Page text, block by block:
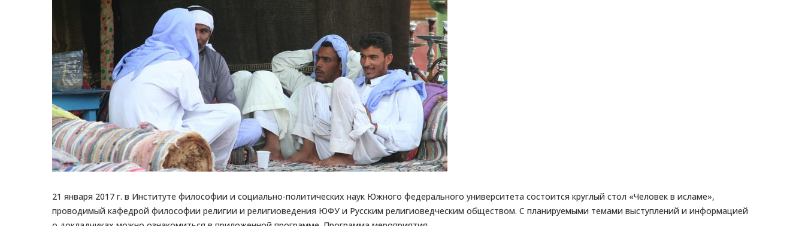
21 января 2017 г. в Институте философии и социально-политических наук Южного федерального университета состоится круглый стол «Человек в исламе»,
проводимый кафедрой философии религии и религиоведения ЮФУ и Русским религиоведческим обществом. С планируемыми темами выступлений и информацией